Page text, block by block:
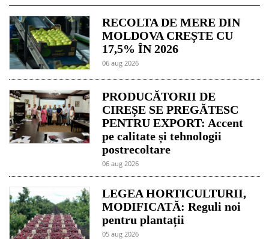
RECOLTA DE MERE DIN
MOLDOVA CREȘTE CU
17,5% ÎN 2026
06 aug 2026
PRODUCĂTORII DE
CIREȘE SE PREGĂTESC
PENTRU EXPORT: Accent
pe calitate și tehnologii
postrecoltare
06 aug 2026
LEGEA HORTICULTURII,
MODIFICATĂ: Reguli noi
pentru plantații
05 aug 2026